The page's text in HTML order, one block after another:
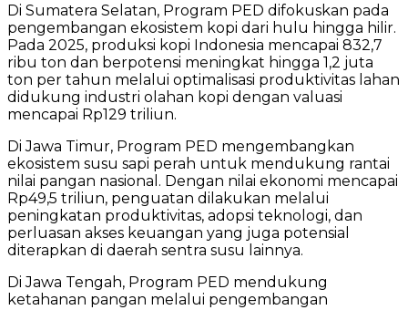
Di Sumatera Selatan, Program PED difokuskan pada
pengembangan ekosistem kopi dari hulu hingga hilir.
Pada 2025, produksi kopi Indonesia mencapai 832,7
ribu ton dan berpotensi meningkat hingga 1,2 juta
ton per tahun melalui optimalisasi produktivitas lahan
didukung industri olahan kopi dengan valuasi
mencapai Rp129 triliun.
Di Jawa Timur, Program PED mengembangkan
ekosistem susu sapi perah untuk mendukung rantai
nilai pangan nasional. Dengan nilai ekonomi mencapai
Rp49,5 triliun, penguatan dilakukan melalui
peningkatan produktivitas, adopsi teknologi, dan
perluasan akses keuangan yang juga potensial
diterapkan di daerah sentra susu lainnya.
Di Jawa Tengah, Program PED mendukung
ketahanan pangan melalui pengembangan